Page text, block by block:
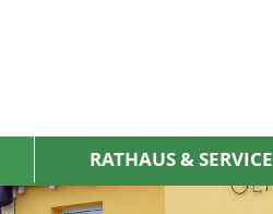
RATHAUS & SERVICE